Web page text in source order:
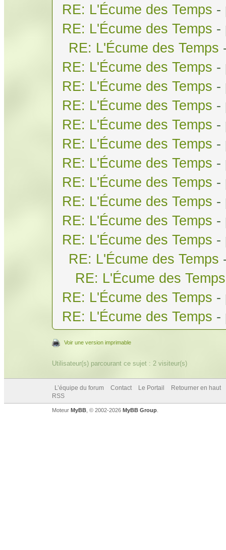
RE: L'Écume des Temps -
RE: L'Écume des Temps -
RE: L'Écume des Temps
RE: L'Écume des Temps -
RE: L'Écume des Temps -
RE: L'Écume des Temps -
RE: L'Écume des Temps -
RE: L'Écume des Temps -
RE: L'Écume des Temps -
RE: L'Écume des Temps -
RE: L'Écume des Temps -
RE: L'Écume des Temps -
RE: L'Écume des Temps -
RE: L'Écume des Temps
RE: L'Écume des Temps
RE: L'Écume des Temps -
RE: L'Écume des Temps -
Voir une version imprimable
Utilisateur(s) parcourant ce sujet : 2 visiteur(s)
L’équipe du forum Contact Le Portail
Retourner en haut
RSS
Moteur MyBB , © 2002-2026 MyBB Group